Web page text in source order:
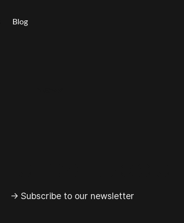
Blog
→ Subscribe to our newsletter